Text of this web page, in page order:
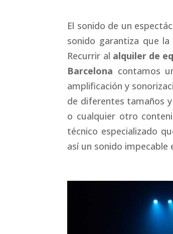
El sonido de un
sonido garantiza que
Recurrir al alquiler de
Barcelona contamos
amplificación y
de diferentes tamaños
o cualquier otro
técnico especializado
así un sonido